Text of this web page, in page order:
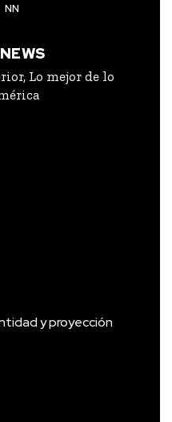
NN
Lo mejor de lo
y proyección